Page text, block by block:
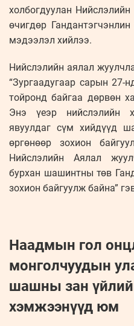
холбогдуулан
өчигдөр
мэдээлэл хийлээ.
Нийслэлийн аялал
“Зургаадугаар сарын 27-
тойронд байгаа дөрвөн
Энэ үеэр нийслэлийн
явуулдаг сүм хийдүүд
өргөнөөр зохион
Нийслэлийн Аялал
бурхан шашинтны төв
зохион байгуулж байна”
Наадмын гол
монголчуудын
шашны зан
хэмжээнүүд юм